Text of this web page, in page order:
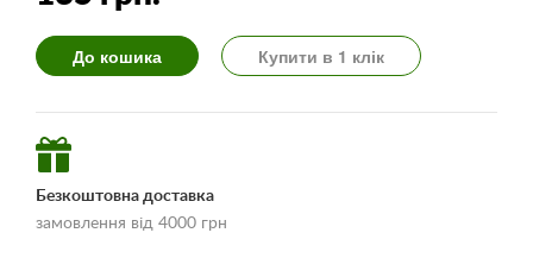
До кошика Купити в 1 клік
Безкоштовна доставка
замовлення від 4000 грн